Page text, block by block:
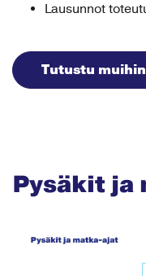
Lausunnot
Tutustu
Pysäkit ja